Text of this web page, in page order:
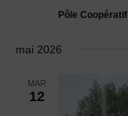
Pôle Coopératif
mai 2026
MAR
12